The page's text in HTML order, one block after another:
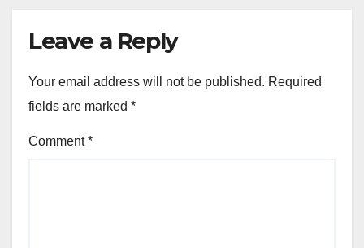
Leave a Reply
Your email address will not be published. Required
fields are marked *
Comment*